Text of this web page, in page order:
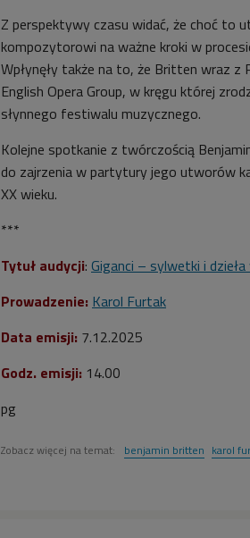
Z perspektywy czasu widać, że choć to
kompozytorowi na ważne kroki w
Wpłynęły także na to, że Britten wraz z
English Opera Group, w kręgu której
słynnego festiwalu muzycznego.
Kolejne spotkanie z twórczością
do zajrzenia w partytury jego utworów
XX wieku.
***
Tytuł audycji: Giganci – sylwetki i
Prowadzenie: Karol Furtak
Data emisji: 7.12.2025
Godz. emisji: 14.00
pg
Zobacz więcej na temat: benjamin britten karol